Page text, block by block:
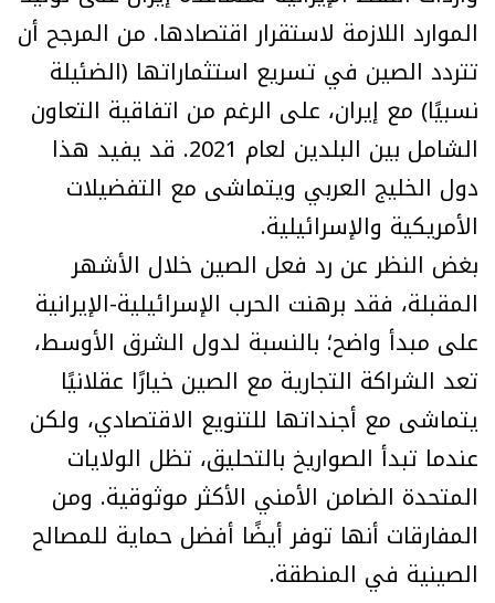
الموارد اللازمة لاستقرار اقتصادها. من المرجح أن
تتردد الصين في تسريع استثماراتها (الضئيلة
نسبيًا) مع إيران، على الرغم من اتفاقية التعاون
الشامل بين البلدين لعام 2021. قد يفيد هذا
دول الخليج العربي ويتماشى مع التفضيلات
الأمريكية والإسرائيلية.
بغض النظر عن رد فعل الصين خلال الأشهر
المقبلة، فقد برهنت الحرب الإسرائيلية-الإيرانية
على مبدأ واضح؛ بالنسبة لدول الشرق الأوسط،
تعد الشراكة التجارية مع الصين خيارًا عقلانيًا
يتماشى مع أجنداتها للتنويع الاقتصادي، ولكن
عندما تبدأ الصواريخ بالتحليق، تظل الولايات
المتحدة الضامن الأمني الأكثر موثوقية. ومن
المفارقات أنها توفر أيضًا أفضل حماية للمصالح
الصينية في المنطقة.